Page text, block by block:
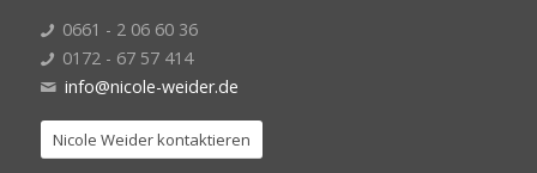
0661 - 2 06 60 36
0172 - 67 57 414
info@nicole-weider.de
Nicole Weider kontaktieren